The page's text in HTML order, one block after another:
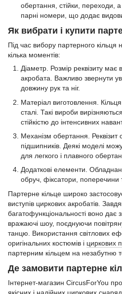
обертання, стійки, переходи,
парні номери, що додає
Як вибрати і купити
Під час вибору партерного кільця
кілька моментів:
Діаметр. Розмір реквізиту має
акробата. Важливо звернути
довжину рук та ніг.
Матеріал виготовлення.
сталі. Такі вироби
стійкістю до інтенсивних
Механізм обертання.
підшипників. Деякі моделі
для легкого і плавного
Додаткові елементи.
обруч, фіксатори, поперечини
Партерне кільце широко
виступів циркових акробатів.
багатофункціональності воно дає
вражаючі шоу, поєднуючи
танцю. Використання світлових
оригінальних костюмів і циркових
партерним кільцем на незабутню
Де замовити партерне
Інтернет-магазин CircusForYou